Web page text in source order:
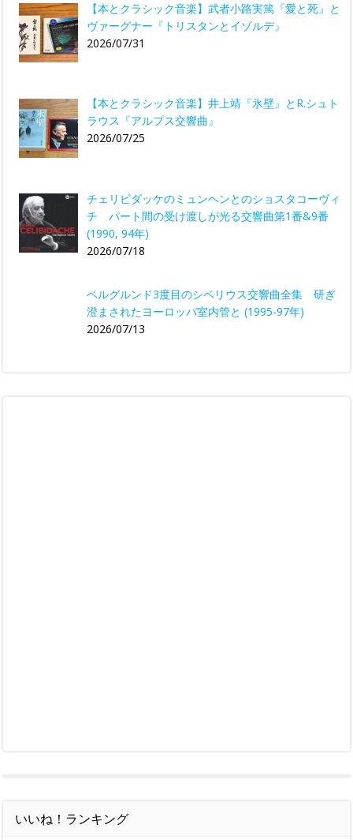
【本とクラシック音楽】武者小路実篤『愛と死』と
ヴァーグナー『トリスタンとイゾルデ』
2026/07/31
【本とクラシック音楽】井上靖『氷壁』とR.シュト
ラウス『アルプス交響曲』
2026/07/25
チェリビダッケのミュンヘンとのショスタコーヴィ
チ パート間の受け渡しが光る交響曲第1番&9番
(1990, 94年)
2026/07/18
ベルグルンド3度目のシベリウス交響曲全集 研ぎ
澄まされたヨーロッパ室内管と (1995-97年)
2026/07/13
いいね！ランキング